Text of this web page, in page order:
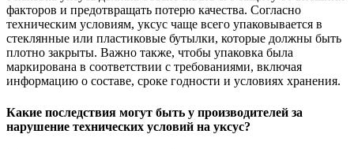
факторов и предотвращать потерю качества. Согласно
техническим условиям, уксус чаще всего упаковывается в
стеклянные или пластиковые бутылки, которые должны быть
плотно закрыты. Важно также, чтобы упаковка была
маркирована в соответствии с требованиями, включая
информацию о составе, сроке годности и условиях хранения.
Какие последствия могут быть у производителей за
нарушение технических условий на уксус?